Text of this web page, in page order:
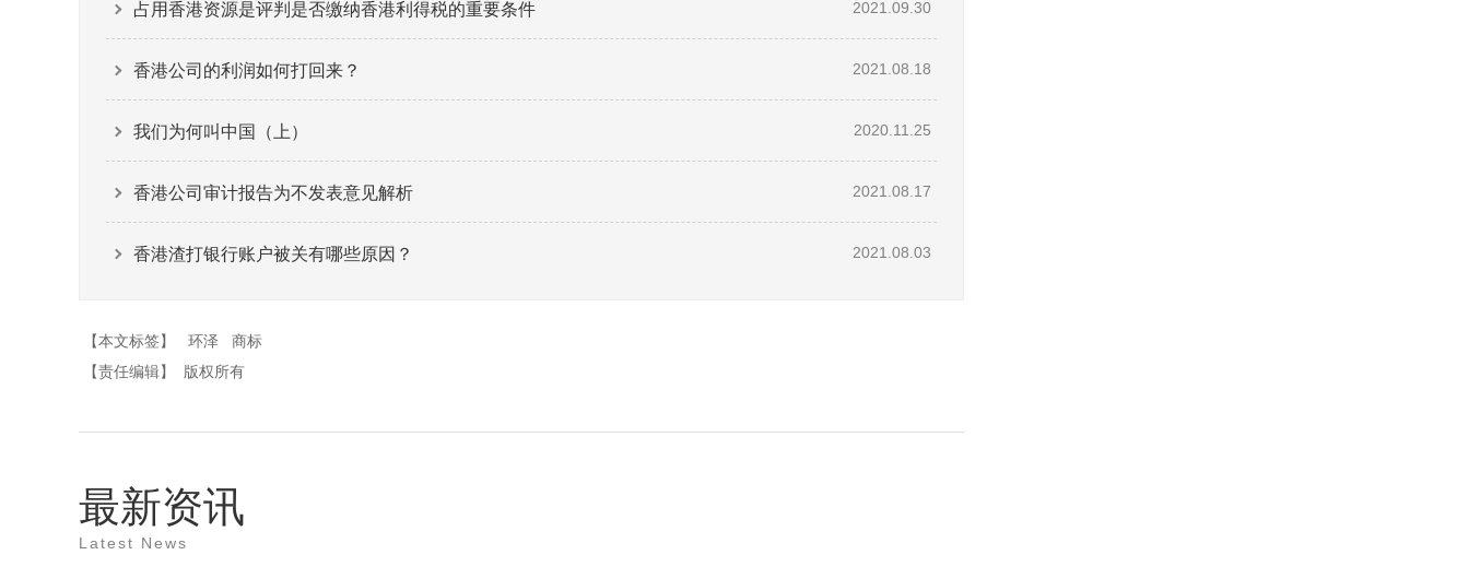
占用香港资源是评判是否缴纳香港利得税的重要条件 2021.09.30
香港公司的利润如何打回来？ 2021.08.18
我们为何叫中国（上） 2020.11.25
香港公司审计报告为不发表意见解析 2021.08.17
香港渣打银行账户被关有哪些原因？ 2021.08.03
【本文标签】 环泽
商标
【责任编辑】
版权所有
最新资讯
Latest News